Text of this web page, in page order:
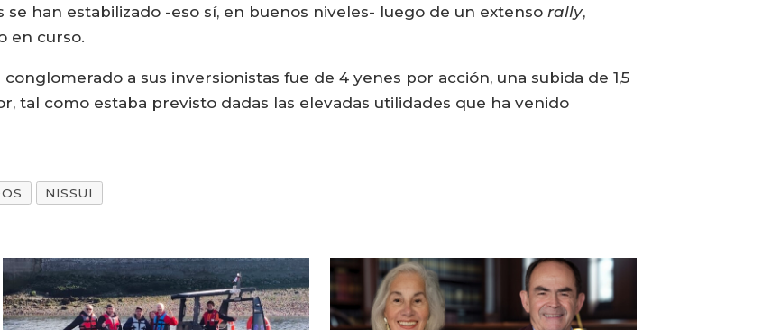
han estabilizado -eso sí, en buenos niveles- luego de un extensorally,
en curso.
a sus inversionistas fue de 4 yenes por acción, una subida de 1,5
tal como estaba previsto dadas las elevadas utilidades que ha venido
NISSUI